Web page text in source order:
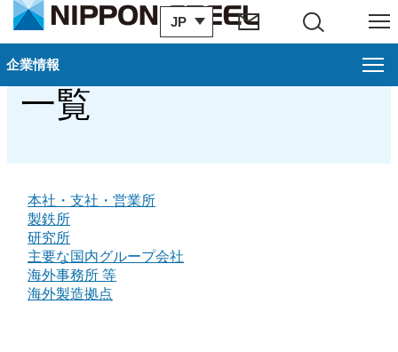
JP
サイト内検索 メニュー
企業情報 閉じ
企業情報
基本情報
企業理念
日本製鉄グループ事業内容
沿革
拠点・グループ会社
一覧
本社・支社・営業所
製鉄所
研究所
主要な国内グループ会社
海外事務所 等
海外製造拠点